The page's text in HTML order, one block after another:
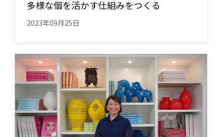
多様な個を活かす仕組みをつくる
2023年09月25日